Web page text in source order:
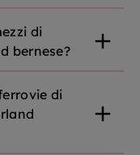
di
bernese?
di